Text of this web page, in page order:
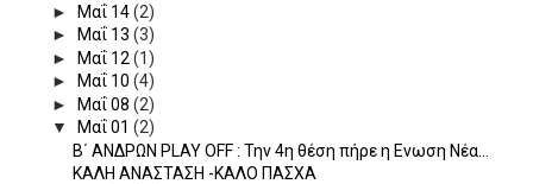
►
Μαΐ 14(2)
►
Μαΐ 13 (3)
►
Μαΐ 12 (1)
►
Μαΐ 10 (4)
►
Μαΐ 08 (2)
▼
Μαΐ 01 (2)
Β΄ ΑΝΔΡΩΝ PLAY OFF : Την 4η θέση πήρε η Ενωση Νέα...
ΚΑΛΗ ΑΝΑΣΤΑΣΗ -ΚΑΛΟ ΠΑΣΧΑ